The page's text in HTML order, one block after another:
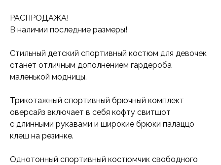
РАСПРОДАЖА!
В наличии последние размеры!
Стильный детский спортивный костюм для девочек
станет отличным дополнением гардероба
маленькой модницы.
Трикотажный спортивный брючный комплект
оверсайз включает в себя кофту свитшот
с длинными рукавами и широкие брюки палаццо
клеш на резинке.
Однотонный спортивный костюмчик свободного